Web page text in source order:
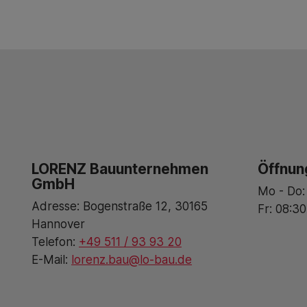
LORENZ Bauunternehmen
GmbH
Adresse: Bogenstraße 12, 30165
Hannover
Telefon: +49 511 / 93 93 20
E-Mail: lorenz.bau@lo-bau.de
Mo -
Fr: